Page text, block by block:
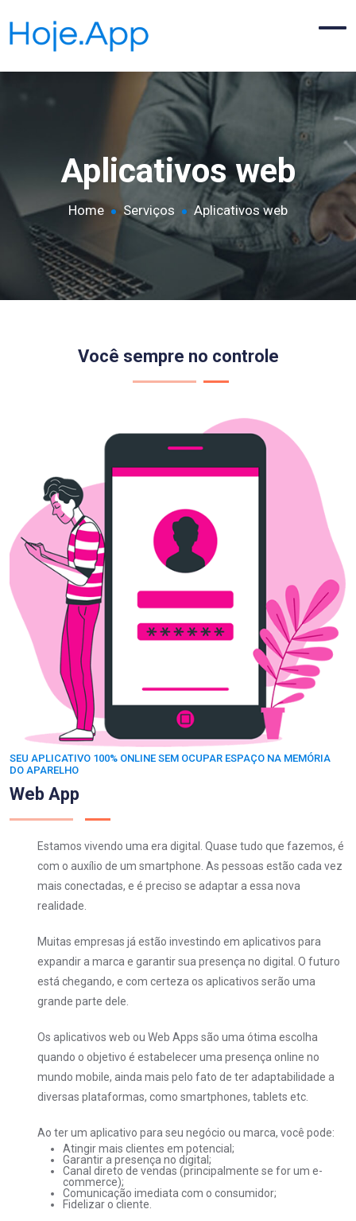
Aplicativos web
Home Serviços Aplicativos web
Você sempre no controle
SEU APLICATIVO 100% ONLINE SEM OCUPAR ESPAÇO NA MEMÓRIA
DO APARELHO
Web App
Estamos vivendo uma era digital. Quase tudo que fazemos, é
com o auxílio de um smartphone. As pessoas estão cada vez
mais conectadas, e é preciso se adaptar a essa nova
realidade.
Muitas empresas já estão investindo em aplicativos para
expandir a marca e garantir sua presença no digital. O futuro
está chegando, e com certeza os aplicativos serão uma
grande parte dele.
Os aplicativos web ou Web Apps são uma ótima escolha
quando o objetivo é estabelecer uma presença online no
mundo mobile, ainda mais pelo fato de ter adaptabilidade a
diversas plataformas, como smartphones, tablets etc.
Ao ter um aplicativo para seu negócio ou marca, você pode:
Atingir mais clientes em potencial;
Garantir a presença no digital;
Canal direto de vendas (principalmente se for um e-
commerce);
Comunicação imediata com o consumidor;
Fidelizar o cliente.